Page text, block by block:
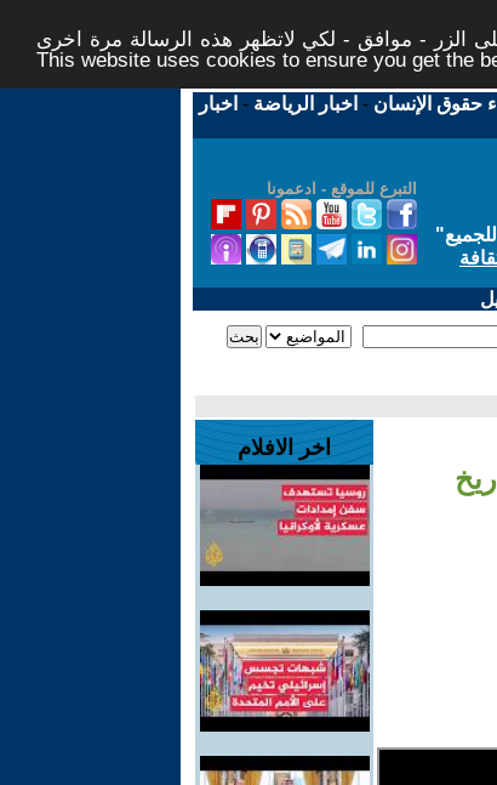
الزر - موافق - لكي لاتظهر هذه الرسالة مرة اخرى -
This website uses cookies to ensure you get the
حقوق الإنسان - اخبار الرياضة - اخبار
التبرع للموقع - ادعمونا
"
اخر الافلام